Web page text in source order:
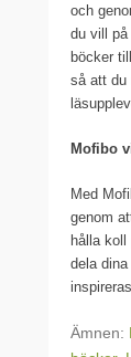
och
du vill
böcker
så att du
Mofibo
Med
genom
hålla
dela
Ämnen: